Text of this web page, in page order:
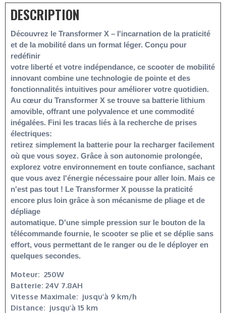
DESCRIPTION
Découvrez le Transformer X – l'incarnation de la praticité
et de la mobilité dans un format léger. Conçu pour
redéfinir
votre liberté et votre indépendance, ce scooter de mobilité
innovant combine une technologie de pointe et des
fonctionnalités intuitives pour améliorer votre quotidien.
Au cœur du Transformer X se trouve sa batterie lithium
amovible, offrant une polyvalence et une commodité
inégalées. Fini les tracas liés à la recherche de prises
électriques:
retirez simplement la batterie pour la recharger facilement
où que vous soyez. Grâce à son autonomie prolongée,
explorez votre environnement en toute confiance, sachant
que vous avez l'énergie nécessaire pour aller loin. Mais ce
n'est pas tout ! Le Transformer X pousse la praticité
encore plus loin grâce à son mécanisme de pliage et de
dépliage
automatique. D'une simple pression sur le bouton de la
télécommande fournie, le scooter se plie et se déplie sans
effort, vous permettant de le ranger ou de le déployer en
Moteur: 250W
Batterie: 24V 7.8AH
Vitesse Maximale: jusqu’à 9 km/h
Distance: jusqu’à 15 km